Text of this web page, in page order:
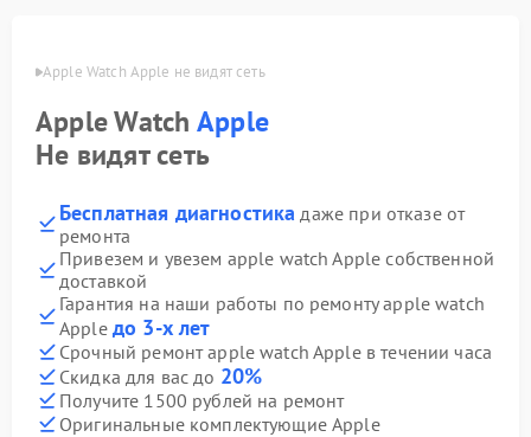
Apple Watch Apple не видят сеть
Apple Watch Apple
Не видят сеть
Бесплатная диагностика даже при отказе от
ремонта
Привезем и увезем apple watch Apple собственной
доставкой
Гарантия на наши работы по ремонту apple watch
Apple до 3-х лет
Срочный ремонт apple watch Apple в течении часа
Скидка для вас до 20%
Получите 1500 рублей на ремонт
Оригинальные комплектующие Apple